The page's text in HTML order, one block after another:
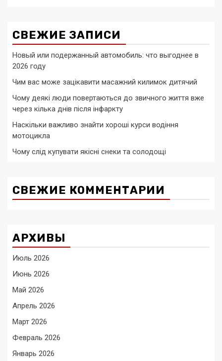
СВЕЖИЕ ЗАПИСИ
Новый или подержанный автомобиль: что выгоднее в
2026 году
Чим вас може зацікавити масажний килимок дитячий
Чому деякі люди повертаються до звичного життя вже
через кілька днів після інфаркту
Наскільки важливо знайти хороші курси водіння
мотоцикла
Чому слід купувати якісні снеки та солодощі
СВЕЖИЕ КОММЕНТАРИИ
АРХИВЫ
Июль 2026
Июнь 2026
Май 2026
Апрель 2026
Март 2026
Февраль 2026
Январь 2026